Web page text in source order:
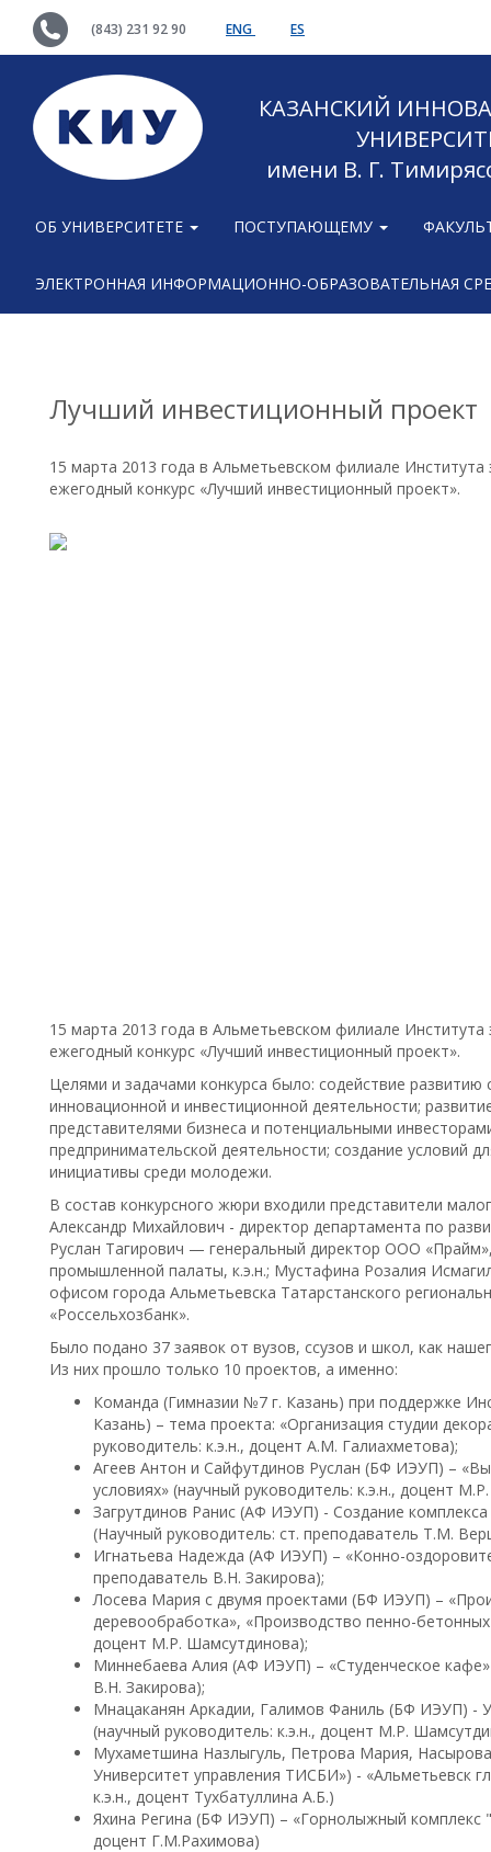
(843) 231 92 90 ENG ES
КАЗАНСКИЙ
имени В. Г.
ОБ УНИВЕРСИТЕТЕ ПОСТУПАЮЩЕМУ
ЭЛЕКТРОННАЯ ИНФОРМАЦИОННО-ОБРАЗОВАТЕЛЬНАЯ
Лучший инвестиционный проект
15 марта 2013 года в Альметьевском филиале
ежегодный конкурс «Лучший инвестиционный проект».
15 марта 2013 года в Альметьевском филиале
ежегодный конкурс «Лучший инвестиционный проект».
Целями и задачами конкурса было: содействие развитию
инновационной и инвестиционной деятельности;
представителями бизнеса и потенциальными
предпринимательской деятельности; создание условий
инициативы среди молодежи.
В состав конкурсного жюри входили представители
Александр Михайлович - директор департамента по
Руслан Тагирович — генеральный директор ООО
промышленной палаты, к.э.н.; Мустафина Розалия
офисом города Альметьевска Татарстанского
«Россельхозбанк».
Было подано 37 заявок от вузов, ссузов и школ, как
Из них прошло только 10 проектов, а именно:
Команда (Гимназии №7 г. Казань) при поддержке
Казань) – тема проекта: «Организация студии
руководитель: к.э.н., доцент А.М. Галиахметова);
Агеев Антон и Сайфутдинов Руслан (БФ ИЭУП) –
условиях» (научный руководитель: к.э.н., доцент
Загрутдинов Ранис (АФ ИЭУП) - Создание
(Научный руководитель: ст. преподаватель Т.М.
Игнатьева Надежда (АФ ИЭУП) – «Конно-
преподаватель В.Н. Закирова);
Лосева Мария с двумя проектами (БФ ИЭУП) –
деревообработка», «Производство пенно-
доцент М.Р. Шамсутдинова);
Миннебаева Алия (АФ ИЭУП) – «Студенческое
В.Н. Закирова);
Мнацаканян Аркадии, Галимов Фаниль (БФ ИЭУП) -
(научный руководитель: к.э.н., доцент М.Р.
Мухаметшина Назлыгуль, Петрова Мария,
Университет управления ТИСБИ») - «Альметьевск
к.э.н., доцент Тухбатуллина А.Б.)
Яхина Регина (БФ ИЭУП) – «Горнолыжный комплекс
доцент Г.М.Рахимова)